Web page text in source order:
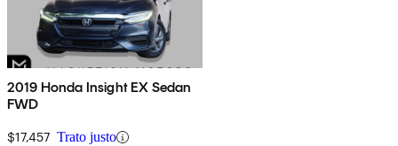
2019 Honda Insight EX Sedan
FWD
$17,457 Trato justo